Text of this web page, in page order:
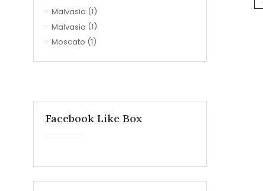
Malvasia (1)
Malvasia (1)
Moscato (1)
Facebook Like Box